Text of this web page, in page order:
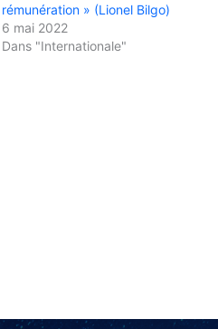
rémunération » (Lionel Bilgo)
6 mai 2022
Dans "Internationale"